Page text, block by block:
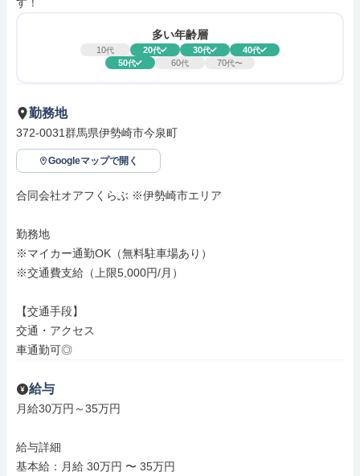
多い年齢層
10代 20代 30代 40代
50代 60代 70代〜
勤務地
372-0031群馬県伊勢崎市今泉町
Googleマップで開く
合同会社オアフくらぶ ※伊勢崎市エリア
勤務地
※マイカー通勤OK（無料駐車場あり）
※交通費支給（上限5,000円/月）
【交通手段】
交通・アクセス
車通勤可◎
給与
月給30万円～35万円
給与詳細
基本給：月給 30万円 〜 35万円